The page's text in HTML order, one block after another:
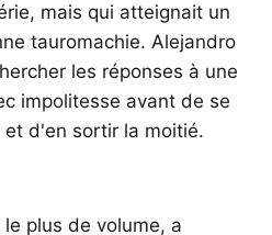
mais qui atteignait un
tauromachie. Alejandro
les réponses à une
impolitesse avant de se
d'en sortir la moitié.
plus de volume, a